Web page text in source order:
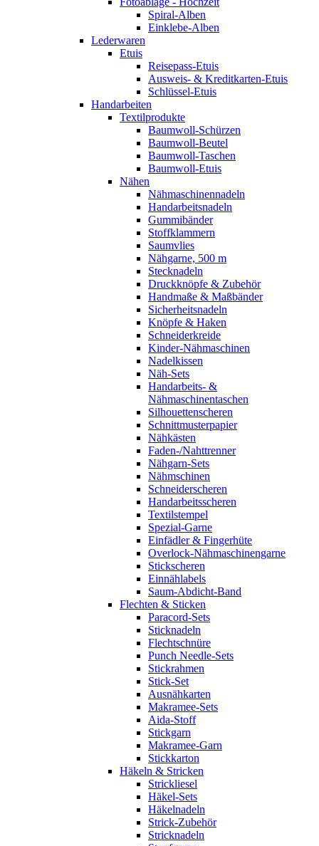
Spiral-Alben
Einklebe-Alben
Lederwaren
Etuis
Reisepass-Etuis
Ausweis- & Kreditkarten-Etuis
Schlüssel-Etuis
Handarbeiten
Textilprodukte
Baumwoll-Schürzen
Baumwoll-Beutel
Baumwoll-Taschen
Baumwoll-Etuis
Nähen
Nähmaschinennadeln
Handarbeitsnadeln
Gummibänder
Stoffklammern
Saumvlies
Nähgarne, 500 m
Stecknadeln
Druckknöpfe & Zubehör
Handmaße & Maßbänder
Sicherheitsnadeln
Knöpfe & Haken
Schneiderkreide
Kinder-Nähmaschinen
Nadelkissen
Näh-Sets
Handarbeits- &
Nähmaschinentaschen
Silhouettenscheren
Schnittmusterpapier
Nähkästen
Faden-/Nahttrenner
Nähgarn-Sets
Nähmschinen
Schneiderscheren
Handarbeitsscheren
Textilstempel
Spezial-Garne
Einfädler & Fingerhüte
Overlock-Nähmaschinengarne
Stickscheren
Einnählabels
Saum-Abdicht-Band
Flechten & Sticken
Paracord-Sets
Sticknadeln
Flechtschnüre
Punch Needle-Sets
Stickrahmen
Stick-Set
Ausnähkarten
Makramee-Sets
Aida-Stoff
Stickgarn
Makramee-Garn
Stickkarton
Häkeln & Stricken
Strickliesel
Häkel-Sets
Häkelnadeln
Strick-Zubehör
Stricknadeln